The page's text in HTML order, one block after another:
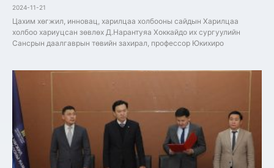
2024-11-21
Цахим хөгжил, инновац, харилцаа холбооны сайдын Харилцаа
холбоо хариуцсан зөвлөх Д.Нарантуяа Хоккайдо их сургуулийн
Сансрын даалгаврын төвийн захирал, профессор Юкихиро